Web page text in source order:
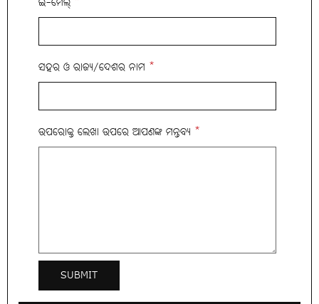
ସହର ଓ ରାଜ୍ୟ/ଦେଶର ନାମ *
ଉପରୋକ୍ତ ଲେଖା ଉପରେ ଆପଣଙ୍କ ମନ୍ତବ୍ୟ *